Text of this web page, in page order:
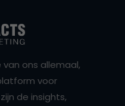
ons allemaal,
voor
de insights,